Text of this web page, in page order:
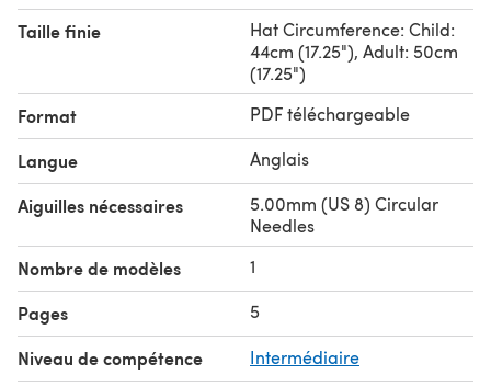
Taille finie
Hat Circumference: Child:
44cm (17.25"), Adult: 50cm
(17.25")
Format PDF téléchargeable
Langue Anglais
Aiguilles nécessaires
5.00mm (US 8) Circular
Needles
Nombre de modèles 1
Pages 5
Niveau de compétence Intermédiaire